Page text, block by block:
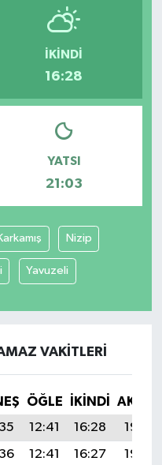
İKINDI
16:28
YATSI
21:03
Nizip
Yavuzeli
VAKITLERI
ÖĞLE İKINDI
12:41 16:28
19:37
12:41 16:27
19:36